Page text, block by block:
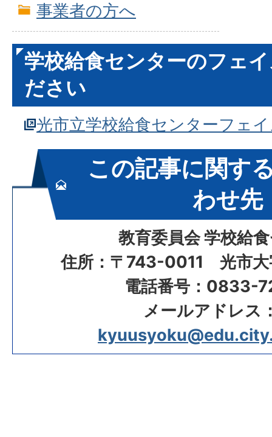
事業者の方へ
学校給食センターのフェ
ださい
光市立学校給食センターフェ
この記事に関す
わせ先
教育委員会 学校給
住所：〒743-0011 光市
電話番号：0833-
メールアドレス